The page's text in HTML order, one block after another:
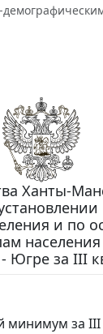
Ханты-
и по
Югре за III
за III